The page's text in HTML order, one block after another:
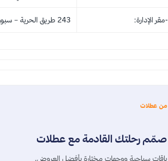
-مقر الإدارة: 243 طريق الحرية – سبورتنج - الإسكندرية
من عطلات
صمّم رحلتك القادمة مع عطلات
باقات سياحية ووجهات مختارة بأفضل العروض.